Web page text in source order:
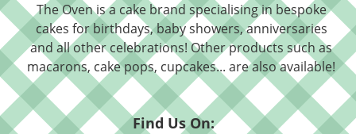
The Oven is a cake brand specialising in bespoke
cakes for birthdays, baby showers, anniversaries
and all other celebrations! Other products such as
macarons, cake pops, cupcakes... are also available!
Find Us On: